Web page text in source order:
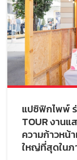
แปซิฟิกไพพ์
TOUR งาน
ความก้าวหน้
ใหญ่ที่สุดในภ